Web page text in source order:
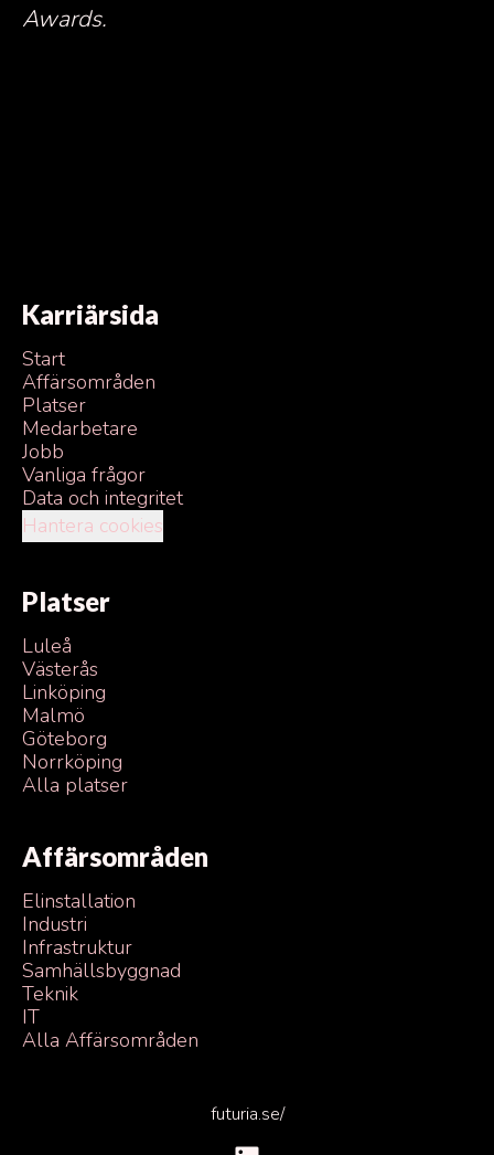
Awards.
Karriärsida
Start
Affärsområden
Platser
Medarbetare
Jobb
Vanliga frågor
Data och integritet
Hantera cookies
Platser
Luleå
Västerås
Linköping
Malmö
Göteborg
Norrköping
Alla platser
Affärsområden
Elinstallation
Industri
Infrastruktur
Samhällsbyggnad
Teknik
IT
Alla Affärsområden
futuria.se/